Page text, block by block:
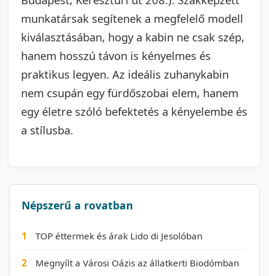
munkatársak segítenek a megfelelő modell
kiválasztásában, hogy a kabin ne csak szép,
hanem hosszú távon is kényelmes és
praktikus legyen. Az ideális zuhanykabin
nem csupán egy fürdőszobai elem, hanem
egy életre szóló befektetés a kényelembe és
a stílusba.
Népszerű a rovatban
1 TOP éttermek és árak Lido di Jesolóban
2 Megnyílt a Városi Oázis az állatkerti Biodómban